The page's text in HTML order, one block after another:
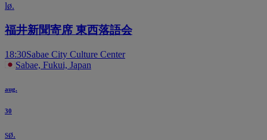
lø.
福井新聞寄席 東西落語会
18:30Sabae City Culture Center
Sabae, Fukui, Japan
aug.
30
sø.